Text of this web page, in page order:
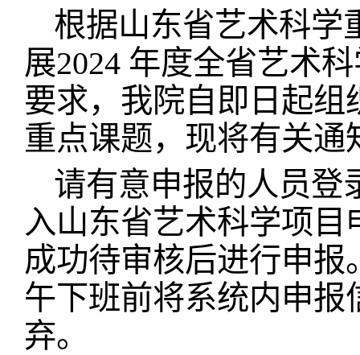
根据山东省艺术科学
展2024 年度全省艺术
要求，我院自即日起组
重点课题，现将有关
请有意申报的人员登
入山东省艺术科学项
成功待审核后进行申报
午下班前将系统内申
弃。